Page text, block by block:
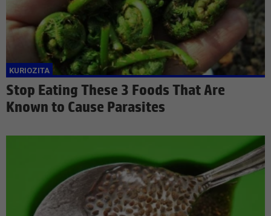
Stop Eating These 3 Foods That Are
Known to Cause Parasites